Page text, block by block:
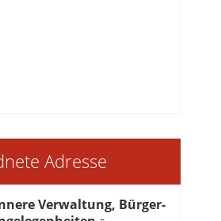
Adresse
Verwaltung, Bürger-